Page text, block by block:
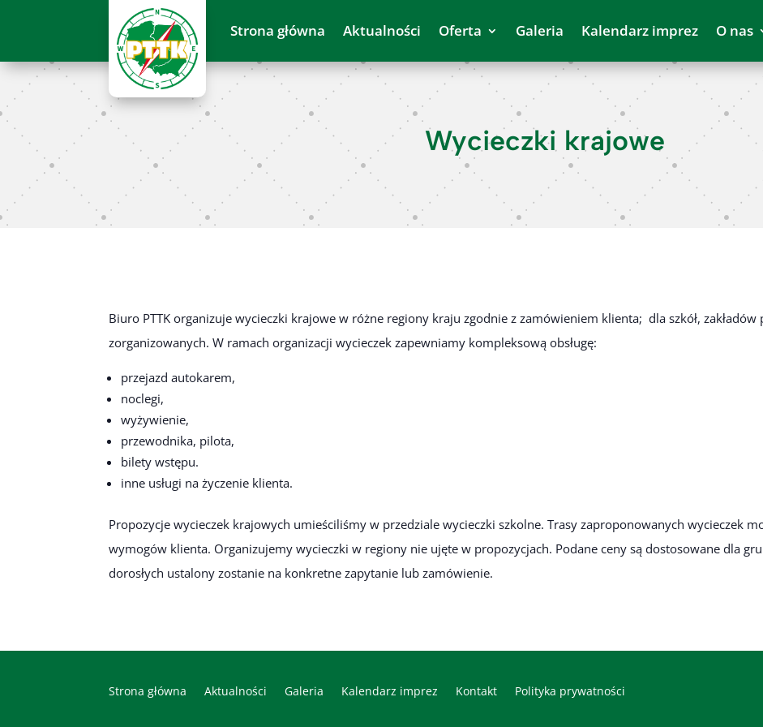
Strona główna Aktualności Oferta Galeria Kalendarz imprez O nas
Wycieczki krajowe
Biuro PTTK organizuje wycieczki krajowe w różne regiony kraju zgodnie z zamówieniem klienta; dla szkół,
zorganizowanych. W ramach organizacji wycieczek zapewniamy kompleksową obsługę:
przejazd autokarem,
noclegi,
wyżywienie,
przewodnika, pilota,
bilety wstępu.
inne usługi na życzenie klienta.
Propozycje wycieczek krajowych umieściliśmy w przedziale wycieczki szkolne. Trasy zaproponowanych wycieczek
wymogów klienta. Organizujemy wycieczki w regiony nie ujęte w propozycjach. Podane ceny są dostosowane dla
dorosłych ustalony zostanie na konkretne zapytanie lub zamówienie.
Strona główna Aktualności Galeria Kalendarz imprez Kontakt Polityka prywatności